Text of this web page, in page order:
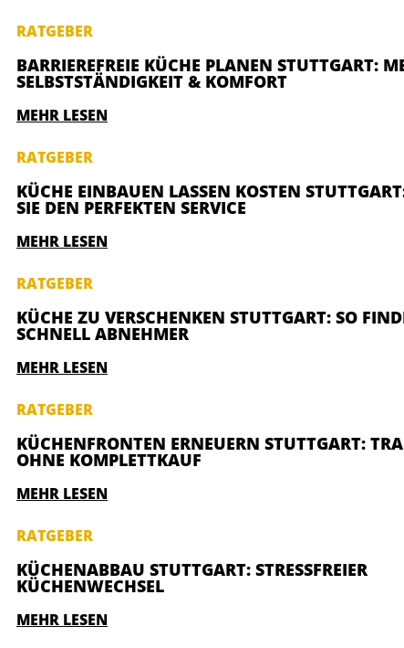
RATGEBER
BARRIEREFREIE KÜCHE PLANEN STUTTGART:
SELBSTSTÄNDIGKEIT & KOMFORT
MEHR LESEN
RATGEBER
KÜCHE EINBAUEN LASSEN KOSTEN
SIE DEN PERFEKTEN SERVICE
MEHR LESEN
RATGEBER
KÜCHE ZU VERSCHENKEN STUTTGART: SO
SCHNELL ABNEHMER
MEHR LESEN
RATGEBER
KÜCHENFRONTEN ERNEUERN STUTTGART:
OHNE KOMPLETTKAUF
MEHR LESEN
RATGEBER
KÜCHENABBAU STUTTGART: STRESSFREIER
KÜCHENWECHSEL
MEHR LESEN